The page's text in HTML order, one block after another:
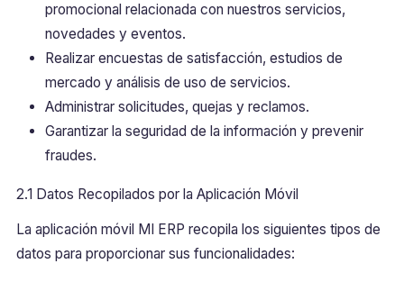
promocional relacionada con nuestros servicios,
novedades y eventos.
Realizar encuestas de satisfacción, estudios de
mercado y análisis de uso de servicios.
Administrar solicitudes, quejas y reclamos.
Garantizar la seguridad de la información y prevenir
fraudes.
2.1 Datos Recopilados por la Aplicación Móvil
La aplicación móvil MI ERP recopila los siguientes tipos de
datos para proporcionar sus funcionalidades: